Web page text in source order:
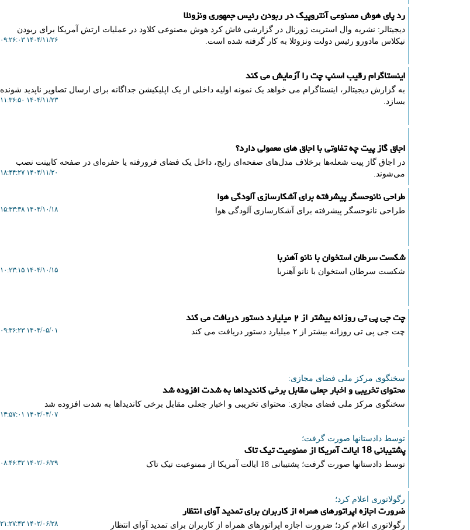
رد پای هوش مصنوعی آنتروپیک در ربودن رئیس جمهوری ونزوئلا
دیجیتالر: نشریه وال استریت ژورنال در گزارشی فاش کرد هوش مصنوعی کلاود در عملیات ارتش آمریکا برای ربودن
نیکلاس مادورو رئیس دولت ونزوئلا به کار گرفته شده است.
۱۴۰۴/۱۱/۲۶ ۰۹:۲۶:۰۳
اینستاگرام رقیب اسنپ چت را آزمایش می کند
به گزارش دیجیتالر، اینستاگرام می خواهد یک نمونه اولیه داخلی از یک اپلیکیشن جداگانه برای ارسال تصاویر ناپدید شونده
بسازد.
۱۴۰۴/۱۱/۲۳ ۱۱:۳۶:۵۰
اجاق گاز پیت چه تفاوتی با اجاق های معمولی دارد؟
در اجاق گاز پیت شعله‌ها برخلاف مدل‌های صفحه‌ای رایج، داخل یک فضای فرورفته یا حفره‌ای در صفحه کابینت نصب
می‌شوند.
۱۴۰۴/۱۱/۲۰ ۱۸:۴۴:۲۷
طراحی نانوحسگر پیشرفته برای آشکارسازی آلودگی هوا
طراحی نانوحسگر پیشرفته برای آشکارسازی آلودگی هوا ۱۴۰۴/۱۰/۱۸ ۱۵:۳۳:۳۸
شکست سرطان استخوان با نانو آهنربا
شکست سرطان استخوان با نانو آهنربا ۱۴۰۴/۱۰/۱۵ ۱۰:۲۳:۱۵
چت جی پی تی روزانه بیشتر از ۲ میلیارد دستور دریافت می کند
چت جی پی تی روزانه بیشتر از ۲ میلیارد دستور دریافت می کند ۱۴۰۴/۰۵/۰۱ ۰۹:۳۶:۲۳
سخنگوی مركز ملی فضای مجازی:
محتوای تخریبی و اخبار جعلی مقابل برخی کاندیداها به شدت افزوده شد
سخنگوی مركز ملی فضای مجازی: محتوای تخریبی و اخبار جعلی مقابل برخی کاندیداها به شدت افزوده شد
۱۴۰۳/۰۴/۰۷ ۱۳:۵۷:۰۱
توسط دادستانها صورت گرفت؛
پشتیبانی 18 ایالت آمریکا از ممنوعیت تیک تاک
توسط دادستانها صورت گرفت؛ پشتیبانی 18 ایالت آمریکا از ممنوعیت تیک تاک ۱۴۰۲/۰۶/۲۹ ۰۸:۴۶:۳۲
رگولاتوری اعلام كرد؛
ضرورت اجازه اپراتورهای همراه از کاربران برای تمدید آوای انتظار
رگولاتوری اعلام كرد؛ ضرورت اجازه اپراتورهای همراه از کاربران برای تمدید آوای انتظار ۱۴۰۲/۰۶/۲۸ ۲۱:۲۷:۴۳